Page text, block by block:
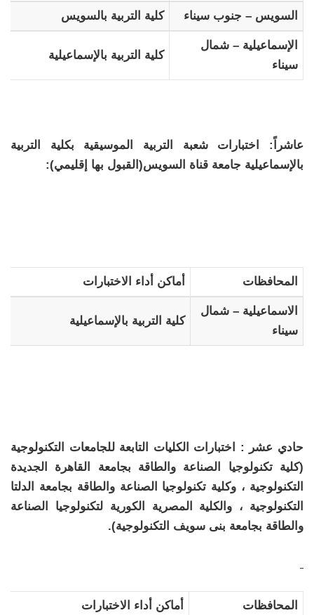
السويس – جنوب سيناء كلية التربية بالسويس
الإسماعيلية – شمال
سيناء
كلية التربية بالإسماعيلية
عاشراً: اختبارات شعبة التربية الموسيقية بكلية التربية
بالإسماعيلية جامعة قناة السويس(القبول بها إقليمي):
المحافظات أماكن أداء الاختبارات
الاسماعيلية – شمال
سيناء
كلية التربية بالإسماعيلية
حادي عشر : اختبارات الكليات التابعة للجامعات التكنولوجية
(كلية تكنولوجيا الصناعة والطاقة بجامعة القاهرة الجديدة
التكنولوجية ، وكلية تكنولوجيا الصناعة والطاقة بجامعة الدلتا
التكنولوجية ، والكلية المصرية الكورية لتكنولوجيا الصناعة
والطاقة بجامعة بنى سويف التكنولوجية).
المحافظات أماكن أداء الاختبارات